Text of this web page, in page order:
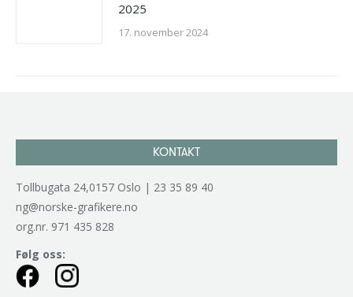
2025
17. november 2024
KONTAKT
Tollbugata 24,0157 Oslo | 23 35 89 40
ng@norske-grafikere.no
org.nr. 971 435 828
Følg oss: